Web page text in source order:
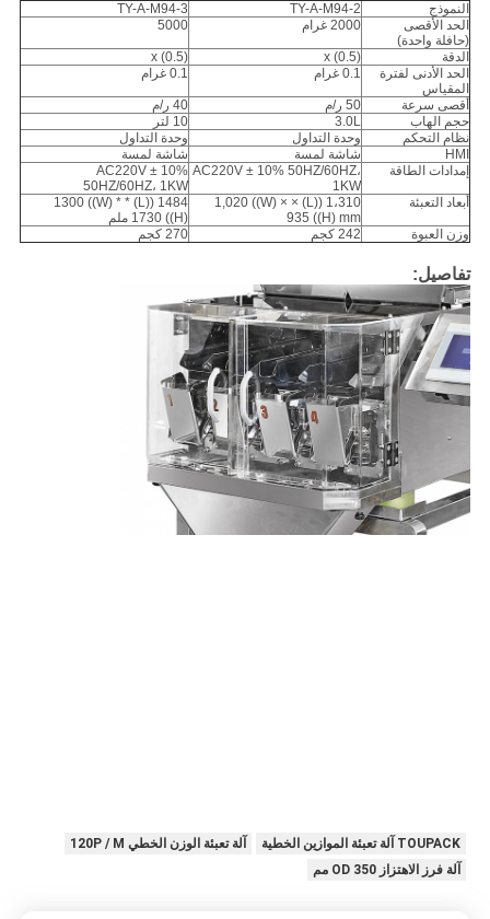
النموذج TY-A-M94-2
TY-A-M94-3
الحد الأقصى
(حافلة واحدة)
2000 غرام 5000
الدقة x (0.5)
x (0.5)
الحد الأدنى لفترة
المقياس
0.1 غرام 0.1 غرام
أقصى سرعة 50 ر/م
40 ر/م
حجم الهاب
3.0L
10 لتر
نظام التحكم
وحدة التداول
وحدة التداول
HMI
شاشة لمسة
شاشة لمسة
إمدادات الطاقة
AC220V ± 10% 50HZ/60HZ،
1KW
AC220V ± 10%
50HZ/60HZ، 1KW
أبعاد التعبئة
1،310 ((L) × 1,020 ((W) ×
935 ((H) mm
1484 ((L) * 1300 ((W) *
1730 ((H) ملم
وزن العبوة
242 كجم 270 كجم
تفاصيل:
TOUPACK آلة تعبئة الموازين الخطية
آلة تعبئة الوزن الخطي 120P / M
آلة فرز الاهتزاز OD 350 مم